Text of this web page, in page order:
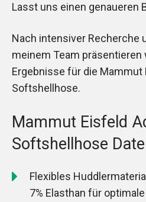
Lasst uns einen genaueren
Nach intensiver Recherche
meinem Team präsentieren
Ergebnisse für die Mammut
Softshellhose.
Mammut Eisfeld
Softshellhose
Flexibles
7% Elasthan für